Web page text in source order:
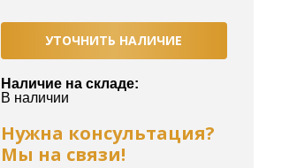
УТОЧНИТЬ НАЛИЧИЕ
Наличие на складе:
В наличии
Нужна консультация?
Мы на связи!